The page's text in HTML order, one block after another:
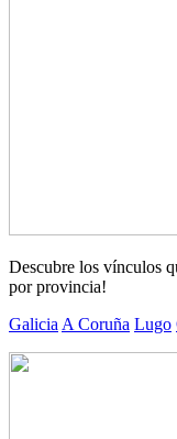
Descubre los vínculos
por provincia!
Galicia A Coruña Lugo